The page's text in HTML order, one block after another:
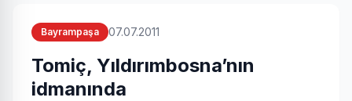
Bayrampaşa 07.07.2011
Tomiç, Yıldırımbosna’nın
idmanında